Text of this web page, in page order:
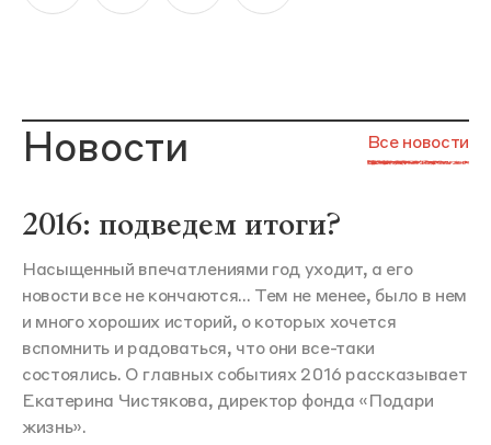
Новости Все новости
2016: подведем итоги?
Насыщенный впечатлениями год уходит, а его
новости все не кончаются... Тем не менее, было в нем
и много хороших историй, о которых хочется
вспомнить и радоваться, что они все-таки
состоялись. О главных событиях 2016 рассказывает
Екатерина Чистякова, директор фонда «Подари
жизнь».